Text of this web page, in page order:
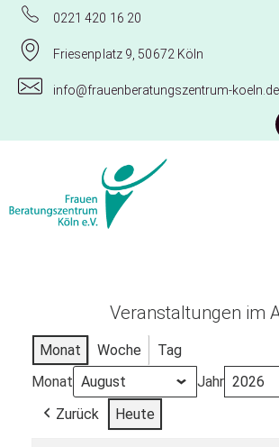
0221 420 16 20
Friesenplatz 9, 50672 Köln
info@frauenberatungszentrum-koeln.de
Veranstaltungen im
Monat Woche
Tag
Monat
Jahr
Zurück
Heute